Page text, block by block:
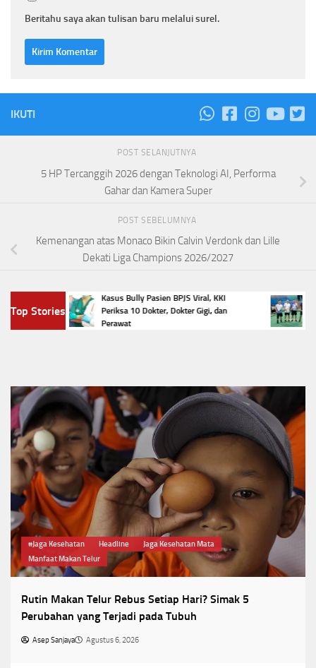
Beritahu saya akan tulisan baru melalui surel.
IKUTI
POST SELANJUTNYA
5 HP Tercanggih 2026 dengan Teknologi AI, Performa
Gahar dan Kamera Super
POST SEBELUMNYA
Kemenangan atas Monaco Bikin Calvin Verdonk dan Lille
Dekati Liga Champions 2026/2027
Top Stories
Kasus Bully Pasien BPJS Viral, KKI
Periksa 10 Dokter, Dokter Gigi, dan
Perawat
Cup III
#Jaga Kesehatan Headline
Jaga Kesehatan Mata
Manfaat Makan Telur
Rutin Makan Telur Rebus Setiap Hari? Simak 5
Perubahan yang Terjadi pada Tubuh
Asep Sanjaya Agustus 6, 2026